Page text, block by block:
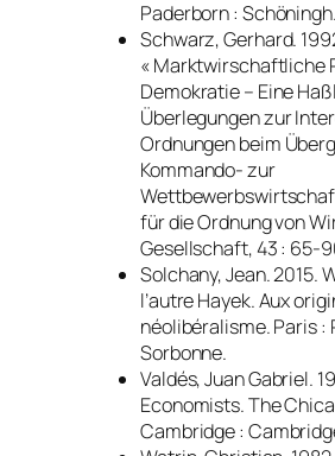
Paderborn : Schöningh.
Schwarz, Gerhard.
« Marktwirschaftliche
Demokratie – Eine
Überlegungen zur
Ordnungen beim
Kommando- zur
für die Ordnung von
Gesellschaft, 43 : 65-
Solchany, Jean. 2015.
l’autre Hayek. Aux
néolibéralisme. Paris :
Sorbonne.
Valdés, Juan Gabriel.
Economists. The
Cambridge :